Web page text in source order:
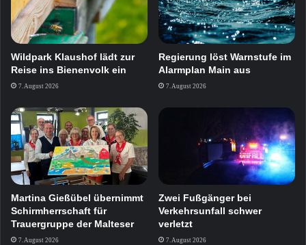
Wildpark Klaushof lädt zur
Reise ins Bienenvolk ein
7. August 2026
Regierung löst Warnstufe im
Alarmplan Main aus
7. August 2026
Martina Gießübel übernimmt
Schirmherrschaft für
Trauergruppe der Malteser
7. August 2026
Zwei Fußgänger bei
Verkehrsunfall schwer
verletzt
7. August 2026